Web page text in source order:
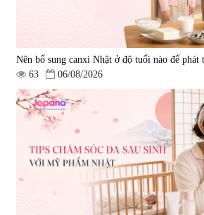
Nên bổ sung canxi Nhật ở độ tuổi nào để phát
63
06/08/2026